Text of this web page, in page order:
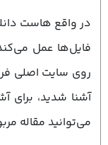
در واقع هاست
فایل‌ها عمل
روی سایت اصلی
آشنا شدید، برای
می‌توانید مقاله